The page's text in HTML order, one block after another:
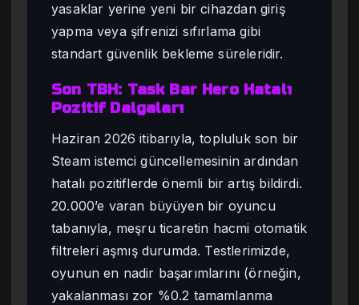
yasaklar yerine yeni bir cihazdan giriş
yapma veya şifrenizi sıfırlama gibi
standart güvenlik bekleme süreleridir.
Son TBH: Task Bar Hero Hatalı
Pozitif Dalgaları
Haziran 2026 itibarıyla, topluluk son bir
Steam istemci güncellemesinin ardından
hatalı pozitiflerde önemli bir artış bildirdi.
20.000’e varan büyüyen bir oyuncu
tabanıyla, meşru ticaretin hacmi otomatik
filtreleri aşmış durumda. Testlerimizde,
oyunun en nadir başarımlarını (örneğin,
yakalanması zor %0.2 tamamlanma